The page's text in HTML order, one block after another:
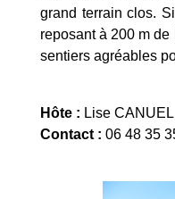
grand terrain clos.
reposant à 200 m
sentiers agréables
Hôte : Lise CANUEL
Contact : 06 48 35